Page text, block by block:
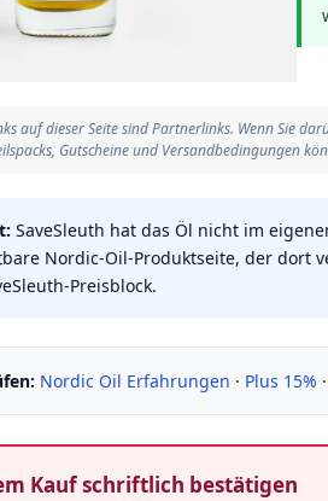
auf dieser Seite sind Partnerlinks. Wenn Sie
Gutscheine und Versandbedingungen
SaveSleuth hat das Öl nicht im
Nordic-Oil-Produktseite, der dort
Preisblock.
Nordic Oil Erfahrungen · Plus 15% ·
Kauf schriftlich bestätigen